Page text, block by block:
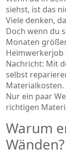
siehst, ist das
Viele denken,
Doch wenn du
Monaten
Heimwerkerjob
Nachricht: Mit
selbst
Materialkosten.
Nur ein paar
richtigen
Warum
Wänden?